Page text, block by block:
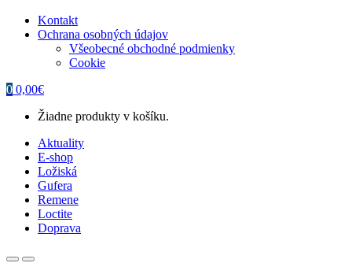
Kontakt
Ochrana osobných údajov
Všeobecné obchodné podmienky
Cookie
0 0,00€
Žiadne produkty v košíku.
Aktuality
E-shop
Ložiská
Gufera
Remene
Loctite
Doprava